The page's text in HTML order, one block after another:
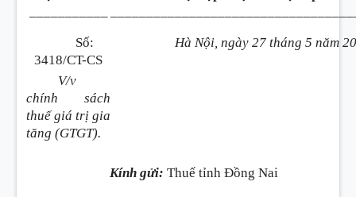
Số:
3418/CT-CS
V/v
chính sách
thuế giá trị gia
tăng (GTGT).
Hà Nội, ngày 27 tháng 5 năm
Kính gửi: Thuế tỉnh Đồng Nai